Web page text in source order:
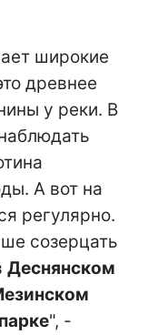
широкие
древнее
у реки. В
А вот на
регулярно.
созерцать
Деснянском
", -